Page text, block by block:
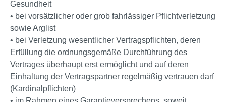
Gesundheit
• bei vorsätzlicher oder grob fahrlässiger Pflichtverletzung
sowie Arglist
• bei Verletzung wesentlicher Vertragspflichten, deren
Erfüllung die ordnungsgemäße Durchführung des
Vertrages überhaupt erst ermöglicht und auf deren
Einhaltung der Vertragspartner regelmäßig vertrauen darf
(Kardinalpflichten)